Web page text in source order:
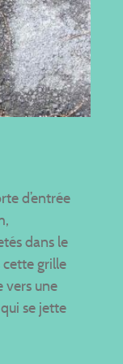
d’entrée
dans le
grille
vers une
se jette